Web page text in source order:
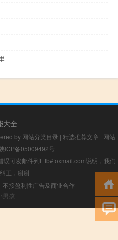
大全
by 网站分类目录 | 精选推荐文章 | 网站
ICP备05009492号
可发邮件到f_fb#foxmail.com说明，我们
正，谢谢
接盈利性广告及商业合作
男孩